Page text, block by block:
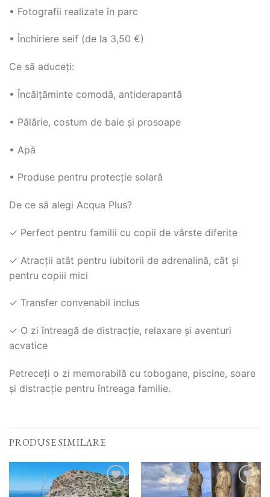
• Fotografii realizate în parc
• Închiriere seif (de la 3,50 €)
Ce să aduceți:
• Încălțăminte comodă, antiderapantă
• Pălărie, costum de baie și prosoape
• Apă
• Produse pentru protecție solară
De ce să alegi Acqua Plus?
✓ Perfect pentru familii cu copii de vârste diferite
✓ Atracții atât pentru iubitorii de adrenalină, cât și
pentru copiii mici
✓ Transfer convenabil inclus
✓ O zi întreagă de distracție, relaxare și aventuri
acvatice
Petreceți o zi memorabilă cu tobogane, piscine, soare
și distracție pentru întreaga familie.
PRODUSE SIMILARE